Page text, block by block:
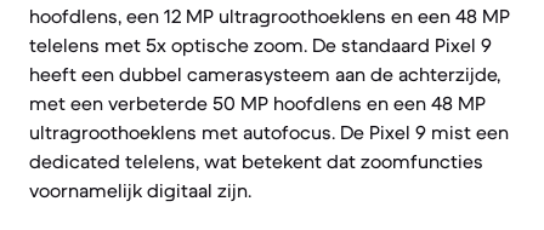
hoofdlens, een 12 MP ultragroothoeklens en een 48 MP
telelens met 5x optische zoom. De standaard Pixel 9
heeft een dubbel camerasysteem aan de achterzijde,
met een verbeterde 50 MP hoofdlens en een 48 MP
ultragroothoeklens met autofocus. De Pixel 9 mist een
dedicated telelens, wat betekent dat zoomfuncties
voornamelijk digitaal zijn.